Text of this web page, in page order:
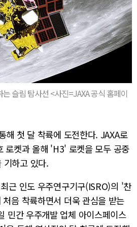
슬림 탐사선 <사진=JAXA 공식 홈페이
해 첫 달 착륙에 도전한다. JAXA로
로켓과 올해 'H3' 로켓을 모두 공중
기하고 있다.
근 인도 우주연구기구(ISRO)의 '찬
음 착륙하면서 더욱 관심을 받는
민간 우주개발 업체 아이스페이스